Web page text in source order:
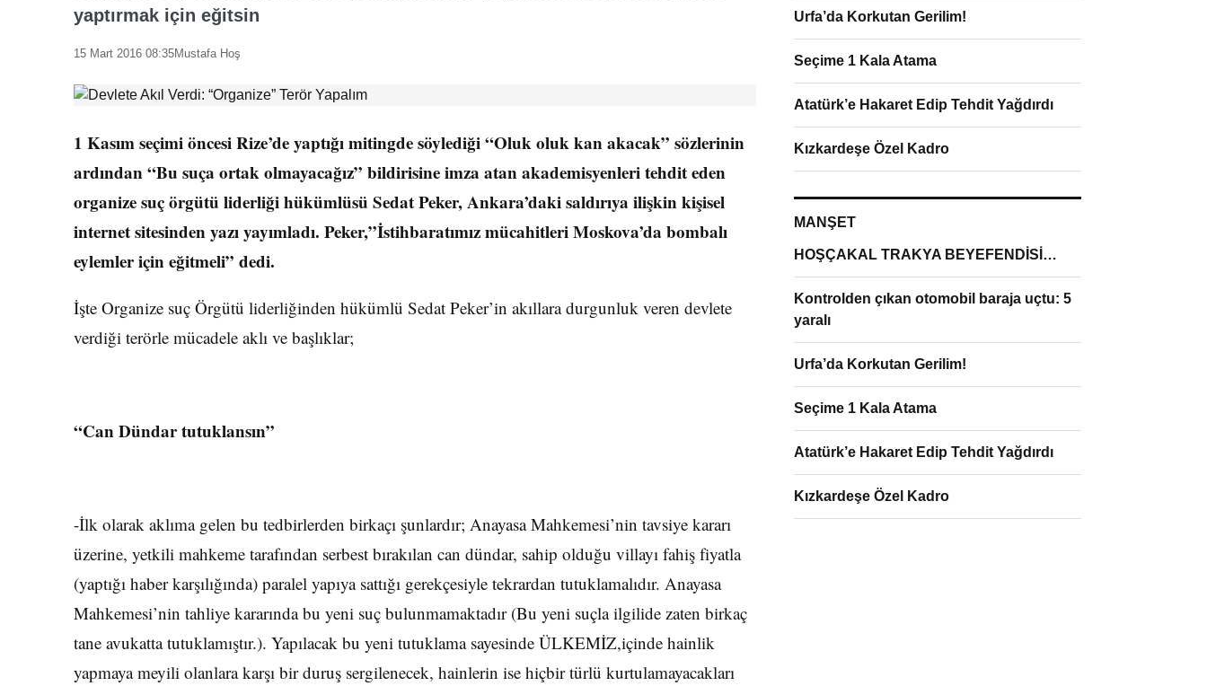
yaptırmak için eğitsin
15 Mart 2016 08:35Mustafa Hoş
1 Kasım seçimi öncesi Rize’de yaptığı mitingde söylediği “Oluk oluk kan akacak” sözlerinin
ardından “Bu suça ortak olmayacağız” bildirisine imza atan akademisyenleri tehdit eden
organize suç örgütü liderliği hükümlüsü Sedat Peker, Ankara’daki saldırıya ilişkin kişisel
internet sitesinden yazı yayımladı. Peker,”İstihbaratımız mücahitleri Moskova’da bombalı
eylemler için eğitmeli” dedi.
İşte Organize suç Örgütü liderliğinden hükümlü Sedat Peker’in akıllara durgunluk veren devlete
verdiği terörle mücadele aklı ve başlıklar;
“Can Dündar tutuklansın”
-İlk olarak aklıma gelen bu tedbirlerden birkaçı şunlardır; Anayasa Mahkemesi’nin tavsiye kararı
üzerine, yetkili mahkeme tarafından serbest bırakılan can dündar, sahip olduğu villayı fahiş fiyatla
(yaptığı haber karşılığında) paralel yapıya sattığı gerekçesiyle tekrardan tutuklamalıdır. Anayasa
Mahkemesi’nin tahliye kararında bu yeni suç bulunmamaktadır (Bu yeni suçla ilgilide zaten birkaç
tane avukatta tutuklamıştır.). Yapılacak bu yeni tutuklama sayesinde ÜLKEMİZ,içinde hainlik
yapmaya meyili olanlara karşı bir duruş sergilenecek, hainlerin ise hiçbir türlü kurtulamayacakları
Urfa’da Korkutan Gerilim!
Seçime 1 Kala Atama
Atatürk’e Hakaret Edip Tehdit Yağdırdı
Kızkardeşe Özel Kadro
MANŞET
HOŞÇAKAL TRAKYA BEYEFENDİSİ…
Kontrolden çıkan otomobil baraja uçtu: 5
yaralı
Urfa’da Korkutan Gerilim!
Seçime 1 Kala Atama
Atatürk’e Hakaret Edip Tehdit Yağdırdı
Kızkardeşe Özel Kadro